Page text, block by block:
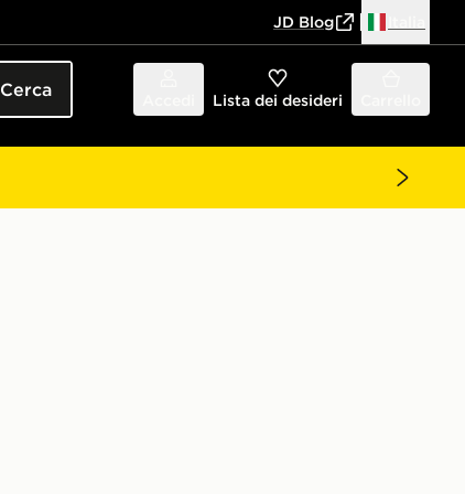
JD Blog
Cerca Lista dei desideri